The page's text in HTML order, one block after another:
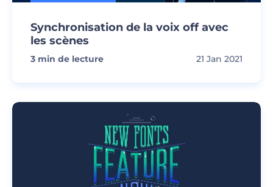
Synchronisation de la voix off avec
les scènes
3 min de lecture 21 Jan 2021